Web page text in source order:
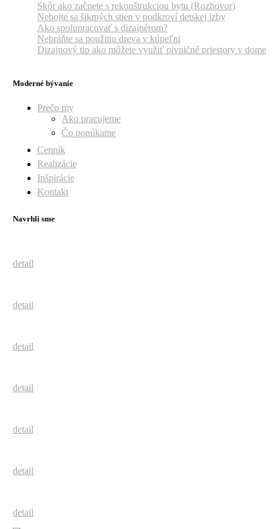
Skôr ako začnete s rekonštrukciou bytu (Rozhovor)
Nebojte sa šikmých stien v podkroví detskej izby
Ako spolupracovať s dizajnérom?
Nebráňte sa použitiu dreva v kúpeľni
Dizajnový tip ako môžete využiť pivničné priestory v dome
Moderné bývanie
Prečo my
Ako pracujeme
Čo ponúkame
Cenník
Realizácie
Inšpirácie
Kontakt
Navrhli sme
detail
detail
detail
detail
detail
detail
detail